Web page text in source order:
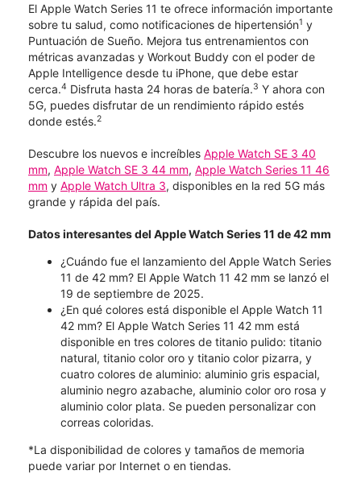
El Apple Watch Series 11 te ofrece información importante
sobre tu salud, como notificaciones de hipertensión1 y
Puntuación de Sueño. Mejora tus entrenamientos con
métricas avanzadas y Workout Buddy con el poder de
Apple Intelligence desde tu iPhone, que debe estar
cerca.4 Disfruta hasta 24 horas de batería.3 Y ahora con
5G, puedes disfrutar de un rendimiento rápido estés
donde estés.2
Descubre los nuevos e increíbles Apple Watch SE 3 40
mm, Apple Watch SE 3 44 mm, Apple Watch Series 11 46
mm y Apple Watch Ultra 3, disponibles en la red 5G más
grande y rápida del país.
Datos interesantes del Apple Watch Series 11 de 42 mm
¿Cuándo fue el lanzamiento del Apple Watch Series
11 de 42 mm? El Apple Watch 11 42 mm se lanzó el
19 de septiembre de 2025.
¿En qué colores está disponible el Apple Watch 11
42 mm? El Apple Watch Series 11 42 mm está
disponible en tres colores de titanio pulido: titanio
natural, titanio color oro y titanio color pizarra, y
cuatro colores de aluminio: aluminio gris espacial,
aluminio negro azabache, aluminio color oro rosa y
aluminio color plata. Se pueden personalizar con
correas coloridas.
*La disponibilidad de colores y tamaños de memoria
puede variar por Internet o en tiendas.